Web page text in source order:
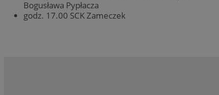
Bogusława Pypłacza
godz. 17.00 SCK Zameczek